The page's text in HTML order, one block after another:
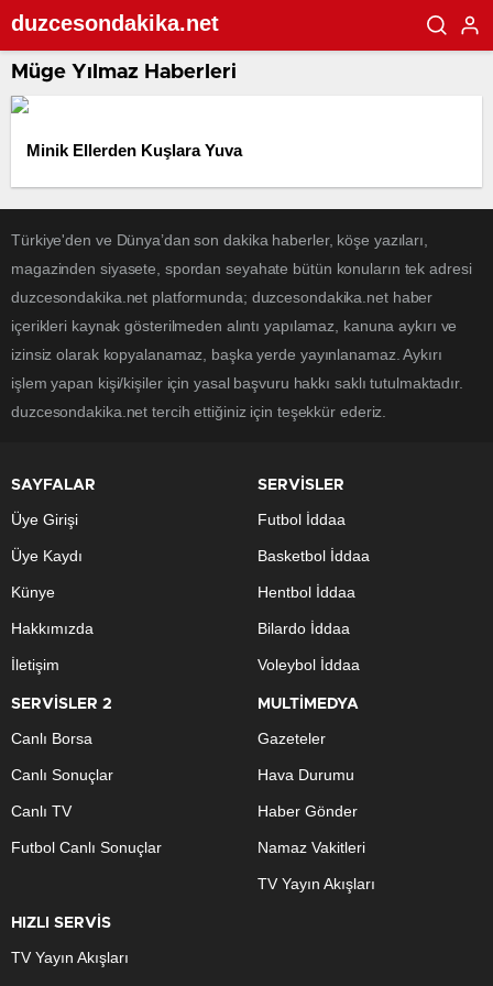
duzcesondakika.net
Müge Yılmaz Haberleri
Minik Ellerden Kuşlara Yuva
Türkiye'den ve Dünya’dan son dakika haberler, köşe yazıları,
magazinden siyasete, spordan seyahate bütün konuların tek adresi
duzcesondakika.net platformunda; duzcesondakika.net haber
içerikleri kaynak gösterilmeden alıntı yapılamaz, kanuna aykırı ve
izinsiz olarak kopyalanamaz, başka yerde yayınlanamaz. Aykırı
işlem yapan kişi/kişiler için yasal başvuru hakkı saklı tutulmaktadır.
duzcesondakika.net tercih ettiğiniz için teşekkür ederiz.
SAYFALAR
Üye Girişi
Üye Kaydı
Künye
Hakkımızda
İletişim
SERVİSLER
Futbol İddaa
Basketbol İddaa
Hentbol İddaa
Bilardo İddaa
Voleybol İddaa
SERVİSLER 2
Canlı Borsa
Canlı Sonuçlar
Canlı TV
Futbol Canlı Sonuçlar
MULTİMEDYA
Gazeteler
Hava Durumu
Haber Gönder
Namaz Vakitleri
TV Yayın Akışları
HIZLI SERVİS
TV Yayın Akışları